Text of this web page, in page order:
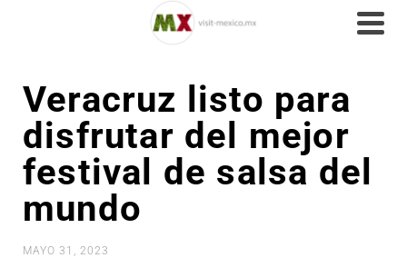
Veracruz listo para
disfrutar del mejor
festival de salsa del
mundo
MAYO 31, 2023